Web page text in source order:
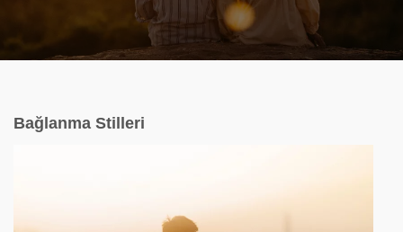
Bağlanma Stilleri